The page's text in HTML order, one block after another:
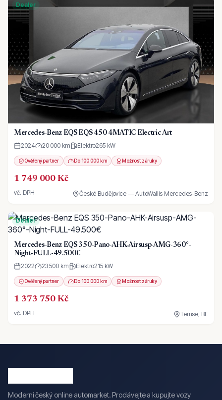
Dealer
Mercedes-Benz EQS EQS 450 4MATIC Electric Art
2024 20 000 km Elektro265 kW
Ověřený partner Do 100 000 km Možnost záruky
1 749 000 Kč
vč. DPH České Budějovice — AutoWallis Mercedes-Benz
Dealer
Mercedes-Benz EQS 350-Pano-AHK-Airsusp-AMG-360°-
Night-FULL-49.500€
2022 23 500 km Elektro215 kW
Ověřený partner Do 100 000 km Možnost záruky
1 373 750 Kč
vč. DPH Temse, BE
Moderní český online automarket. Prodávejte a kupujte vozy